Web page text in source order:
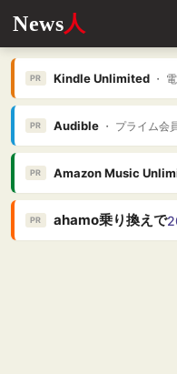
News人
PR Kindle Unlimited・
PR Audible・ プライム会員
PR Amazon Music
PR ahamo乗り換えで